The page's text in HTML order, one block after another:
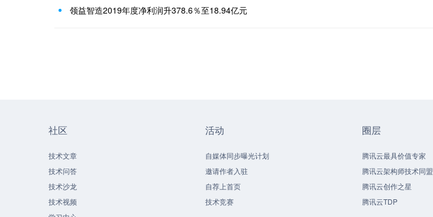
领益智造2019年度净利润升378.6％至18.94亿元
社区
技术文章
技术问答
技术沙龙
技术视频
活动
自媒体同步曝光计划
邀请作者入驻
自荐上首页
技术竞赛
圈层
腾讯云最具价值专家
腾讯云架构师技术同盟
腾讯云创作之星
腾讯云TDP